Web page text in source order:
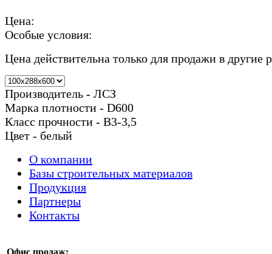
Цена:
Особые условия:
Цена действительна только для продажи в другие
Производитель - ЛСЗ
Марка плотности - D600
Класс прочности - В3-3,5
Цвет - белый
О компании
Базы строительных материалов
Продукция
Партнеры
Контакты
Офис продаж: